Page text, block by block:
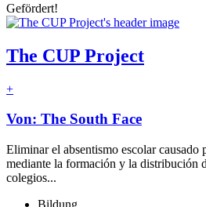
Gefördert!
The CUP Project
+
Von: The South Face
Eliminar el absentismo escolar causado
mediante la formación y la distribución
colegios...
Bildung